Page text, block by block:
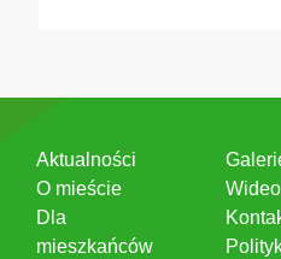
Aktualności
O mieście
Dla
mieszkańców
Wideo